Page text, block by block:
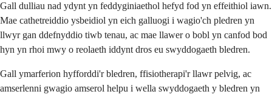
Gall dulliau nad ydynt yn feddyginiaethol hefyd fod yn effeithiol iawn.
Mae cathetreiddio ysbeidiol yn eich galluogi i wagio'ch pledren yn
llwyr gan ddefnyddio tiwb tenau, ac mae llawer o bobl yn canfod bod
hyn yn rhoi mwy o reolaeth iddynt dros eu swyddogaeth bledren.
Gall ymarferion hyfforddi'r bledren, ffisiotherapi'r llawr pelvig, ac
amserlenni gwagio amserol helpu i wella swyddogaeth y bledren yn